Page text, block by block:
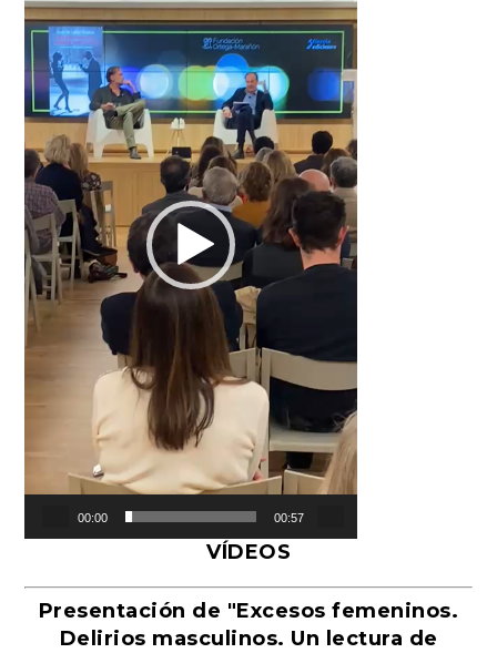
vídeo
00:00 00:57
VÍDEOS
Presentación de "Excesos femeninos.
Delirios masculinos. Un lectura de